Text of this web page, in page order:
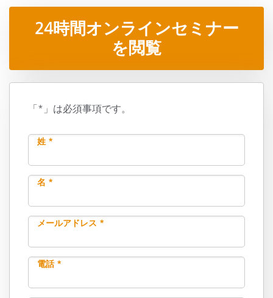
24時間オンラインセミナー
を閲覧
「*」は必須事項です。
姓 *
名 *
メールアドレス *
電話 *